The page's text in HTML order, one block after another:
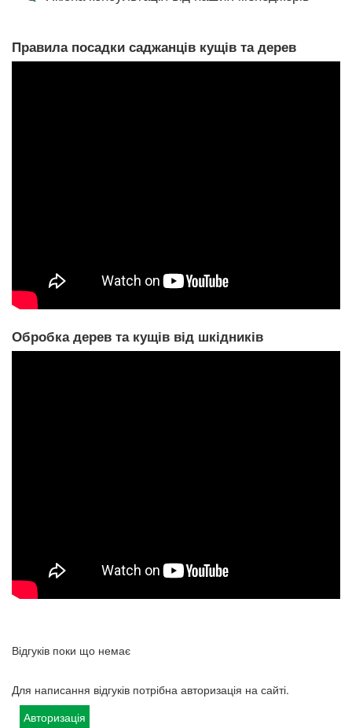
Правила посадки саджанців кущів та дерев
Обробка дерев та кущів від шкідників
Відгуків поки що немає
Для написання відгуків потрібна авторизація на сайті.
Авторизація